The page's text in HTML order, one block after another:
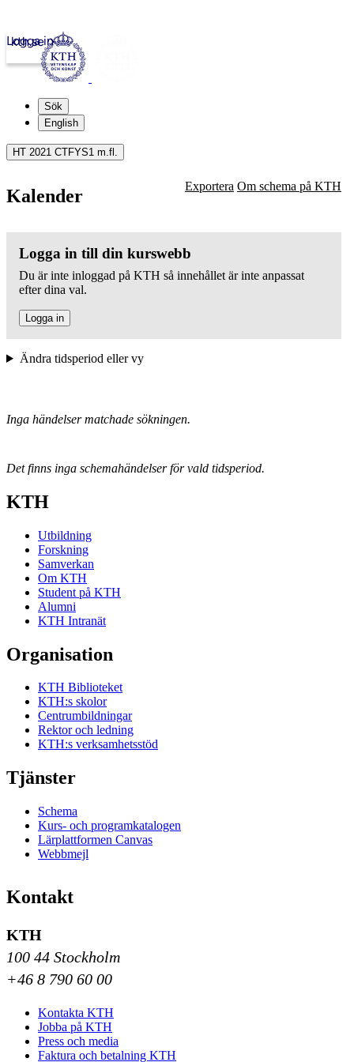
kth.se
Logga in
Sök
English
HT 2021 CTFYS1 m.fl.
Kalender Exportera Om schema på KTH
Logga in till din kurswebb
Du är inte inloggad på KTH så innehållet är inte anpassat
efter dina val.
Logga in
Ändra tidsperiod eller vy
Inga händelser matchade sökningen.
Det finns inga schemahändelser för vald tidsperiod.
KTH
Utbildning
Forskning
Samverkan
Om KTH
Student på KTH
Alumni
KTH Intranät
Organisation
KTH Biblioteket
KTH:s skolor
Centrumbildningar
Rektor och ledning
KTH:s verksamhetsstöd
Tjänster
Schema
Kurs- och programkatalogen
Lärplattformen Canvas
Webbmejl
Kontakt
KTH
100 44 Stockholm
+46 8 790 60 00
Kontakta KTH
Jobba på KTH
Press och media
Faktura och betalning KTH